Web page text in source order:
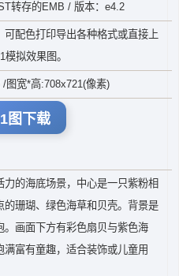
转存的EMB / 版本：e4.2
配色打印导出各种格式或直接上
拟效果图。
图宽*高:708x721(像素)
图下载
的海底场景，中心是一只紫粉相
珊瑚、绿色海草和贝壳。背景是
画面下方有彩色扇贝与紫色海
富有童趣，适合装饰或儿童用